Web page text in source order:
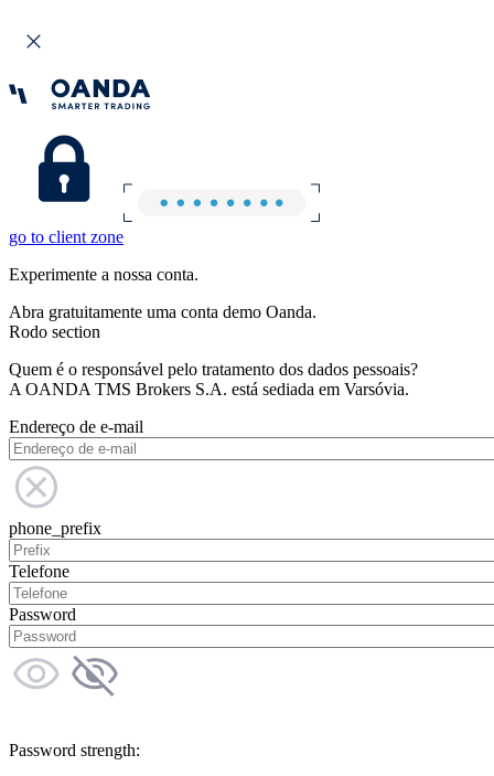
go to client zone
Experimente a nossa conta.
Abra gratuitamente uma conta demo Oanda.
Rodo section
Quem é o responsável pelo tratamento dos dados pessoais?
A OANDA TMS Brokers S.A. está sediada em Varsóvia.
Endereço de e-mail
phone_prefix
Telefone
Password
Password strength: